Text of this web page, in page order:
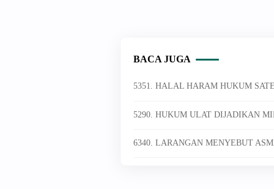
BACA JUGA
5351. HALAL HARAM HUKUM
5290. HUKUM ULAT DIJADIKAN
6340. LARANGAN MENYEBUT